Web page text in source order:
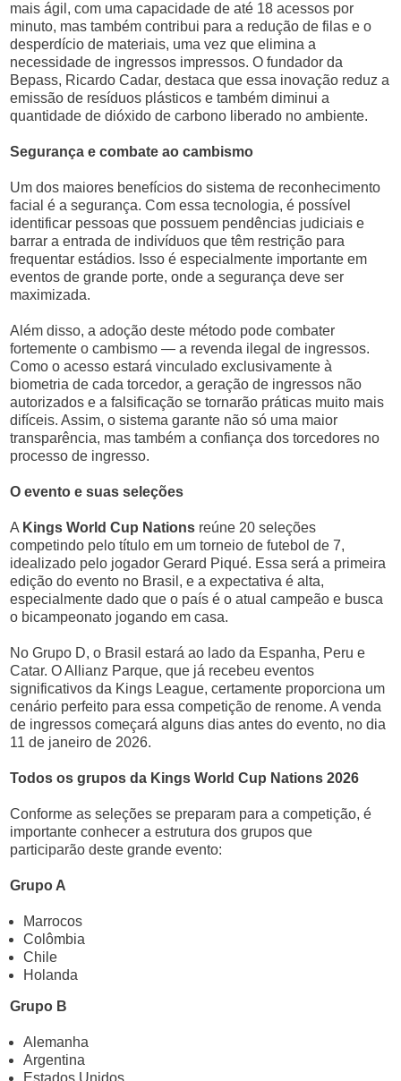
mais ágil, com uma capacidade de até 18 acessos por
minuto, mas também contribui para a redução de filas e o
desperdício de materiais, uma vez que elimina a
necessidade de ingressos impressos. O fundador da
Bepass, Ricardo Cadar, destaca que essa inovação reduz a
emissão de resíduos plásticos e também diminui a
quantidade de dióxido de carbono liberado no ambiente.
Segurança e combate ao cambismo
Um dos maiores benefícios do sistema de reconhecimento
facial é a segurança. Com essa tecnologia, é possível
identificar pessoas que possuem pendências judiciais e
barrar a entrada de indivíduos que têm restrição para
frequentar estádios. Isso é especialmente importante em
eventos de grande porte, onde a segurança deve ser
maximizada.
Além disso, a adoção deste método pode combater
fortemente o cambismo — a revenda ilegal de ingressos.
Como o acesso estará vinculado exclusivamente à
biometria de cada torcedor, a geração de ingressos não
autorizados e a falsificação se tornarão práticas muito mais
difíceis. Assim, o sistema garante não só uma maior
transparência, mas também a confiança dos torcedores no
processo de ingresso.
O evento e suas seleções
A Kings World Cup Nations reúne 20 seleções
competindo pelo título em um torneio de futebol de 7,
idealizado pelo jogador Gerard Piqué. Essa será a primeira
edição do evento no Brasil, e a expectativa é alta,
especialmente dado que o país é o atual campeão e busca
o bicampeonato jogando em casa.
No Grupo D, o Brasil estará ao lado da Espanha, Peru e
Catar. O Allianz Parque, que já recebeu eventos
significativos da Kings League, certamente proporciona um
cenário perfeito para essa competição de renome. A venda
de ingressos começará alguns dias antes do evento, no dia
11 de janeiro de 2026.
Todos os grupos da Kings World Cup Nations 2026
Conforme as seleções se preparam para a competição, é
importante conhecer a estrutura dos grupos que
participarão deste grande evento:
Grupo A
Marrocos
Colômbia
Chile
Holanda
Grupo B
Alemanha
Argentina
Estados Unidos